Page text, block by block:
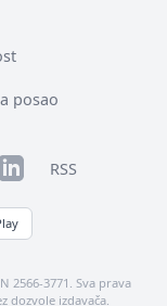
posao
RSS
2566-3771. Sva prava
dozvole izdavača.